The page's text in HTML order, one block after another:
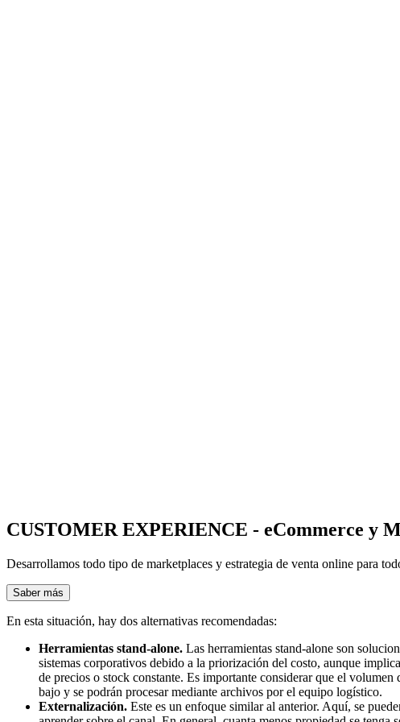
CUSTOMER EXPERIENCE - eCommerce y
Desarrollamos todo tipo de marketplaces y estrategia de venta online para
Saber más
En esta situación, hay dos alternativas recomendadas:
Herramientas stand-alone. Las herramientas stand-alone son
sistemas corporativos debido a la priorización del costo, aunque
de precios o stock constante. Es importante considerar que el
bajo y se podrán procesar mediante archivos por el equipo logístico.
Externalización. Este es un enfoque similar al anterior. Aquí, se